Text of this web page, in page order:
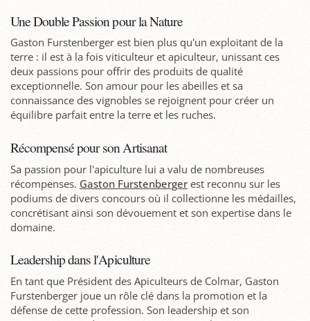
Une Double Passion pour la Nature
Gaston Furstenberger est bien plus qu'un exploitant de la
terre : il est à la fois viticulteur et apiculteur, unissant ces
deux passions pour offrir des produits de qualité
exceptionnelle. Son amour pour les abeilles et sa
connaissance des vignobles se rejoignent pour créer un
équilibre parfait entre la terre et les ruches.
Récompensé pour son Artisanat
Sa passion pour l'apiculture lui a valu de nombreuses
récompenses. Gaston Furstenberger est reconnu sur les
podiums de divers concours où il collectionne les médailles,
concrétisant ainsi son dévouement et son expertise dans le
domaine.
Leadership dans l'Apiculture
En tant que Président des Apiculteurs de Colmar, Gaston
Furstenberger joue un rôle clé dans la promotion et la
défense de cette profession. Son leadership et son